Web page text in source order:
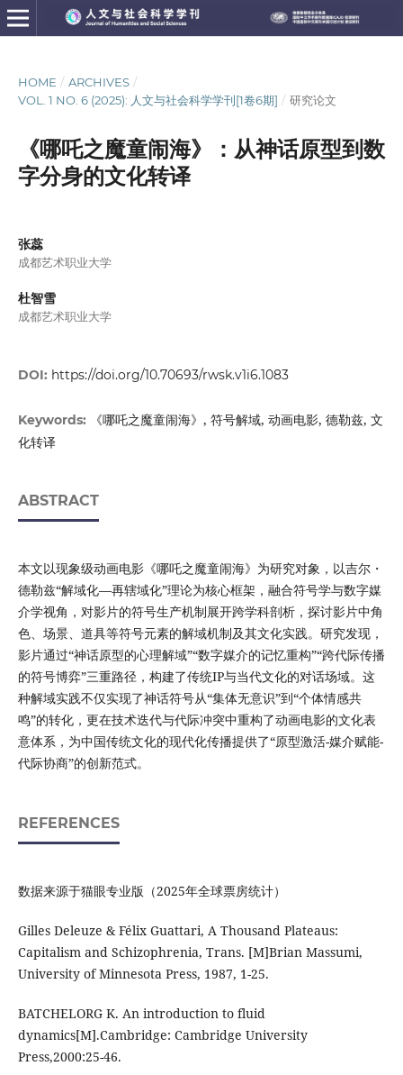
HOME / ARCHIVES /
VOL. 1 NO. 6 (2025): 人文与社会科学学刊[1卷6期] / 研究论文
《哪吒之魔童闹海》：从神话原型到数
字分身的文化转译
张蕊
成都艺术职业大学
杜智雪
成都艺术职业大学
DOI: https://doi.org/10.70693/rwsk.v1i6.1083
Keywords:
《哪吒之魔童闹海》, 符号解域, 动画电影, 德勒兹, 文
化转译
ABSTRACT
本文以现象级动画电影《哪吒之魔童闹海》为研究对象，以吉尔・
德勒兹“解域化—再辖域化”理论为核心框架，融合符号学与数字媒
介学视角，对影片的符号生产机制展开跨学科剖析，探讨影片中角
色、场景、道具等符号元素的解域机制及其文化实践。研究发现，
影片通过“神话原型的心理解域”“数字媒介的记忆重构”“跨代际传播
的符号博弈”三重路径，构建了传统IP与当代文化的对话场域。这
种解域实践不仅实现了神话符号从“集体无意识”到“个体情感共
鸣”的转化，更在技术迭代与代际冲突中重构了动画电影的文化表
意体系，为中国传统文化的现代化传播提供了“原型激活-媒介赋能-
代际协商”的创新范式。
REFERENCES
数据来源于猫眼专业版（2025年全球票房统计）
Gilles Deleuze & Félix Guattari, A Thousand Plateaus:
Capitalism and Schizophrenia, Trans. [M]Brian Massumi,
University of Minnesota Press, 1987, 1-25.
BATCHELORG K. An introduction to fluid
dynamics[M].Cambridge: Cambridge University
Press,2000:25-46.